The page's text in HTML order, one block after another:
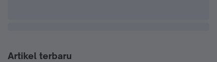
Artikel terbaru